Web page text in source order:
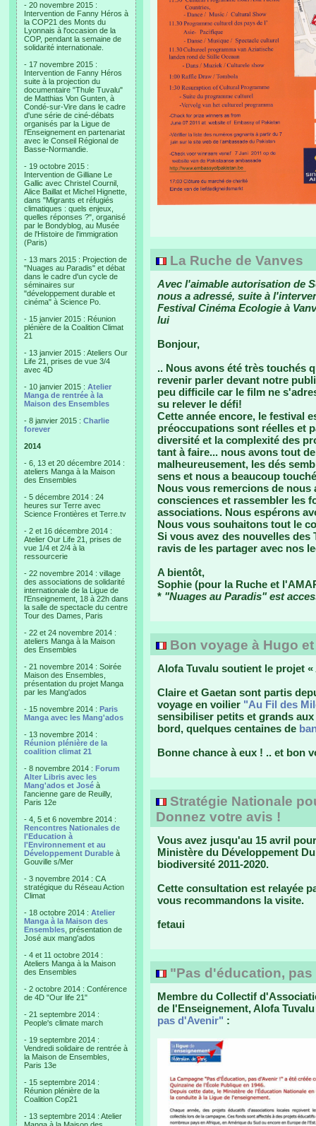
- 20 novembre 2015 :
Intervention de Fanny Héros à
la COP21 des Monts du
Lyonnais à l'occasion de la
COP, pendant la semaine de
solidarité internationale.
- 17 novembre 2015 :
Intervention de Fanny Héros
suite à la projection du
documentaire "Thule Tuvalu"
de Matthias Von Gunten, à
Condé-sur-Vire dans le cadre
d'une série de ciné-débats
organisés par la Ligue de
l'Enseignement en partenariat
avec le Conseil Régional de
Basse-Normandie.
- 19 octobre 2015 :
Intervention de Gilliane Le
Gallic avec Christel Cournil,
Alice Baillat et Michel Hignette,
dans "Migrants et réfugiés
climatiques : quels enjeux,
quelles réponses ?", organisé
par le Bondyblog, au Musée
de l'Histoire de l'immigration
(Paris)
- 13 mars 2015 : Projection de
"Nuages au Paradis" et débat
dans le cadre d'un cycle de
séminaires sur
"développement durable et
cinéma" à Science Po.
- 15 janvier 2015 : Réunion
plénière de la Coalition Climat
21
- 13 janvier 2015 : Ateliers Our
Life 21, prises de vue 3/4
avec 4D
- 10 janvier 2015 : Atelier
Manga de rentrée à la
Maison des Ensembles
- 8 janvier 2015 : Charlie
forever
2014
- 6, 13 et 20 décembre 2014 :
ateliers Manga à la Maison
des Ensembles
- 5 décembre 2014 : 24
heures sur Terre avec
Science Frontières et Terre.tv
- 2 et 16 décembre 2014 :
Atelier Our Life 21, prises de
vue 1/4 et 2/4 à la
ressourcerie
- 22 novembre 2014 : village
des associations de solidarité
internationale de la Ligue de
l'Enseignement, 18 à 22h dans
la salle de spectacle du centre
Tour des Dames, Paris
- 22 et 24 novembre 2014 :
ateliers Manga à la Maison
des Ensembles
- 21 novembre 2014 : Soirée
Maison des Ensembles,
présentation du projet Manga
par les Mang'ados
- 15 novembre 2014 : Paris
Manga avec les Mang'ados
- 13 novembre 2014 :
Réunion plénière de la
coalition climat 21
- 8 novembre 2014 : Forum
Alter Libris avec les
Mang'ados et José à
l'ancienne gare de Reuilly,
Paris 12e
- 4, 5 et 6 novembre 2014 :
Rencontres Nationales de
l'Education à
l'Environnement et au
Développement Durable à
Gouville s/Mer
- 3 novembre 2014 : CA
stratégique du Réseau Action
Climat
- 18 octobre 2014 : Atelier
Manga à la Maison des
Ensembles , présentation de
José aux mang'ados
- 4 et 11 octobre 2014 :
Ateliers Manga à la Maison
des Ensembles
- 2 octobre 2014 : Conférence
de 4D "Our life 21"
- 21 septembre 2014 :
People's climate march
- 19 septembre 2014 :
Vendredi solidaire de rentrée à
la Maison de Ensembles,
Paris 13e
- 15 septembre 2014 :
Réunion plénière de la
Coalition Cop21
- 13 septembre 2014 : Atelier
La Ruche de Vanves
Avec l'aimable autorisation de
nous a adressé, suite à
Festival Cinéma Ecologie à
lui
Bonjour,
.. Nous avons été très touchés
revenir parler devant notre
peu difficile car le film ne
su relever le défi!
Cette année encore, le festival
préoccupations sont réelles et
diversité et la complexité des
tant à faire... nous avons tout
malheureusement, les dés
sens et nous a beaucoup
Nous vous remercions de
consciences et rassembler les
associations. Nous espérons
Nous vous souhaitons tout le
Si vous avez des nouvelles
ravis de les partager avec nos
A bientôt,
Sophie (pour la Ruche et
* "Nuages au Paradis" est
Bon voyage à Hugo
Alofa Tuvalu soutient le projet
Claire et Gaetan sont partis
voyage en voilier "Au Fil des
sensibiliser petits et grands
bord, quelques centaines de
Bonne chance à eux ! .. et bon
Stratégie Nationale
Donnez votre avis !
Vous avez jusqu'au 15 avril
Ministère du Développement
biodiversité 2011-2020.
Cette consultation est relayée
vous recommandons la visite.
fetaui
"Pas d'éducation,
Membre du Collectif
de l'Enseignement, Alofa
pas d'Avenir" :